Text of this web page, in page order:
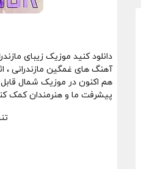
دانلود کنید موزیک زیبای
آهنگ های غمگین مازندرانی ،
هم اکنون در موزیک شمال قابل
پیشرفت ما و هنرمندان کمک